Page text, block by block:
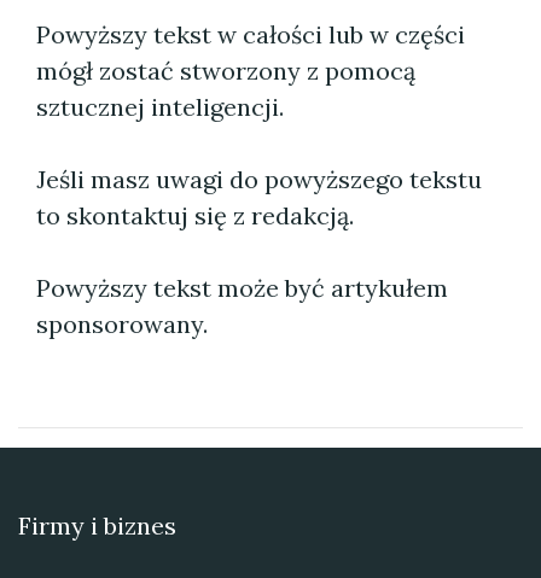
Powyższy tekst w całości lub w części
mógł zostać stworzony z pomocą
sztucznej inteligencji.
Jeśli masz uwagi do powyższego tekstu
to skontaktuj się z redakcją.
Powyższy tekst może być artykułem
sponsorowany.
Firmy i biznes